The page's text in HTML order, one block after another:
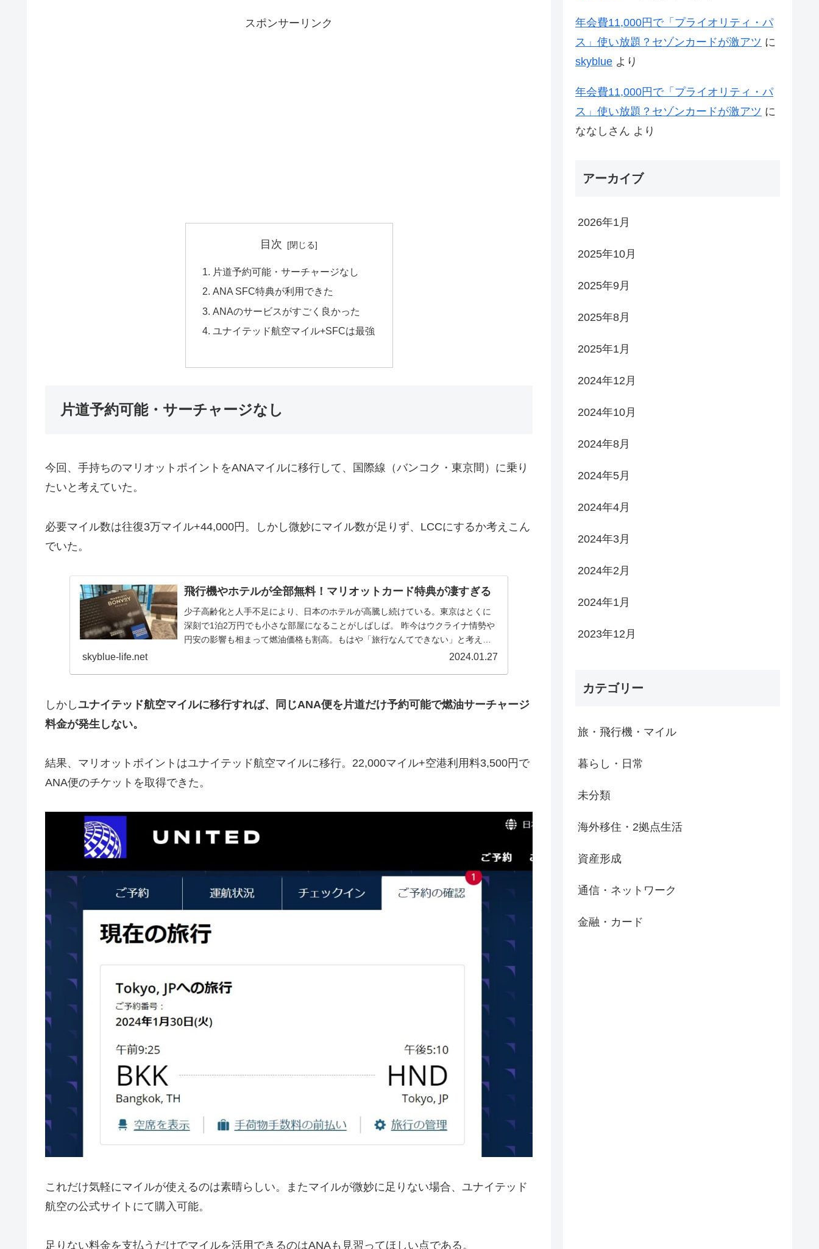
スポンサーリンク
目次
片道予約可能・サーチャージなし
ANA SFC特典が利用できた
ANAのサービスがすごく良かった
ユナイテッド航空マイル+SFCは最強
片道予約可能・サーチャージなし
今回、手持ちのマリオットポイントをANAマイルに移行して、国際線（バンコク・東京間）に乗り
たいと考えていた。
必要マイル数は往復3万マイル+44,000円。しかし微妙にマイル数が足りず、LCCにするか考えこん
でいた。
飛行機やホテルが全部無料！マリオットカード特典が凄すぎる
少子高齢化と人手不足により、日本のホテルが高騰し続けている。東京はとくに
深刻で1泊2万円でも小さな部屋になることがしばしば。 昨今はウクライナ情勢や
円安の影響も相まって燃油価格も割高。もはや「旅行なんてできない」と考える
skyblue-life.net 2024.01.27
しかしユナイテッド航空マイルに移行すれば、同じANA便を片道だけ予約可能で燃油サーチャージ
料金が発生しない。
結果、マリオットポイントはユナイテッド航空マイルに移行。22,000マイル+空港利用料3,500円で
ANA便のチケットを取得できた。
これだけ気軽にマイルが使えるのは素晴らしい。またマイルが微妙に足りない場合、ユナイテッド
航空の公式サイトにて購入可能。
足りない料金を支払うだけでマイルを活用できるのはANAも見習ってほしい点である。
年会費11,000円で「プライオリティ・パ
ス」使い放題？セゾンカードが激アツ に
skyblue より
年会費11,000円で「プライオリティ・パ
ス」使い放題？セゾンカードが激アツ に
ななしさん より
アーカイブ
2026年1月
2025年10月
2025年9月
2025年8月
2025年1月
2024年12月
2024年10月
2024年8月
2024年5月
2024年4月
2024年3月
2024年2月
2024年1月
2023年12月
カテゴリー
旅・飛行機・マイル
暮らし・日常
未分類
海外移住・2拠点生活
資産形成
通信・ネットワーク
金融・カード